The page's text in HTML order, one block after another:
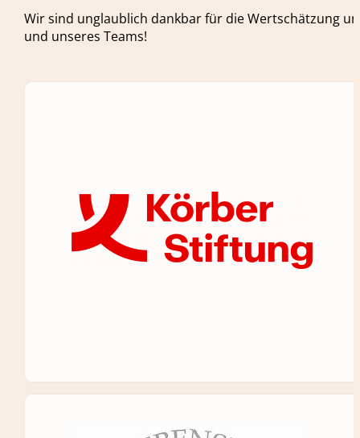
Wir sind unglaublich dankbar für die Wertschätzung
und unseres Teams!